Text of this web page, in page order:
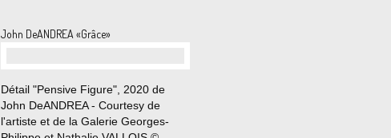
John DeANDREA «Grâce»
Détail "Pensive Figure", 2020 de
John DeANDREA - Courtesy de
l'artiste et de la Galerie Georges-